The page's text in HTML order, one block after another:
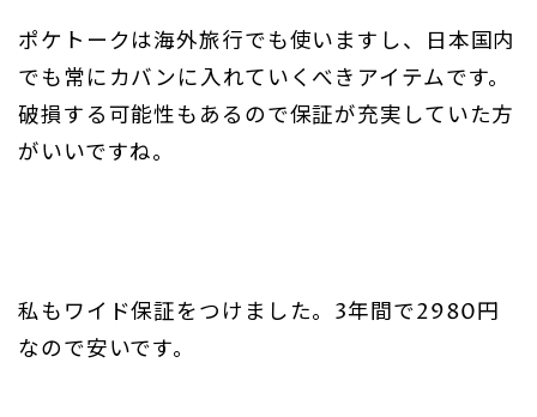
ポケトークは海外旅行でも使いますし、日本国内
でも常にカバンに入れていくべきアイテムです。
破損する可能性もあるので保証が充実していた方
がいいですね。
私もワイド保証をつけました。3年間で2980円
なので安いです。